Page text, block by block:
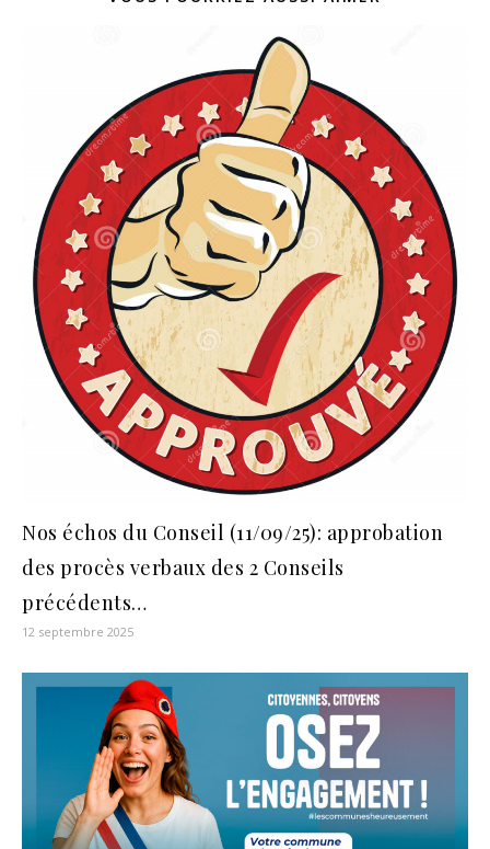
Nos échos du Conseil (11/09/25): approbation
des procès verbaux des 2 Conseils
précédents…
12 septembre 2025